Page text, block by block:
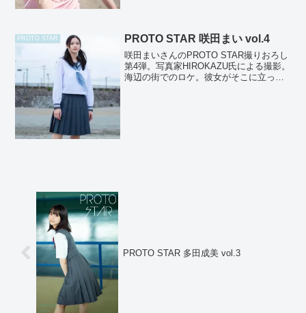
PROTO STAR PROTO STAR 咲田まい vol.4
咲田まいさんのPROTO STAR撮りおろし
第4弾。写真家HIROKAZU氏による撮影。
海辺の街でのロケ。彼女がそこに立って
PROTO STAR 多田成美 vol.3